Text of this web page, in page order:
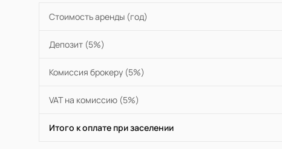
Стоимость аренды (год)
Депозит (5%)
Комиссия брокеру (5%)
VAT на комиссию (5%)
Итого к оплате при заселении